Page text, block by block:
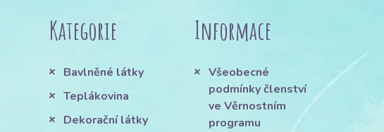
Kategorie
Bavlněné látky
Teplákovina
Dekorační látky
Informace
Všeobecné
podmínky členství
ve Věrnostním
programu